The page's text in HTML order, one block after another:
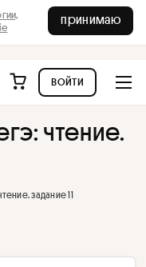
принимаю
войти
чтение.
задание 11